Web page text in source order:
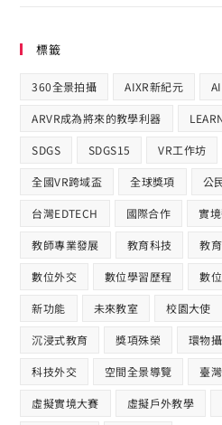
標籤
360全景拍攝 AIXR新紀元
ARVR成為將來的教學利器
SDGS SDGS15 VR工作坊
全國VR跨域盃 全球獎項 公
台灣EDTECH 國際合作​ 實
教師專業發展 教育科技 教
數位外交 數位學習歷程 數
新功能 未來教室 校園大使
沉浸式教育 獎項殊榮 環物
科技外交 空間全景導覽 臺
虛擬實境大賽 虛擬戶外教學